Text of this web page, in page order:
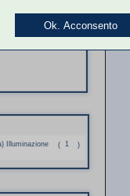
Illuminazione ( 1 )
Ok. Acconsento